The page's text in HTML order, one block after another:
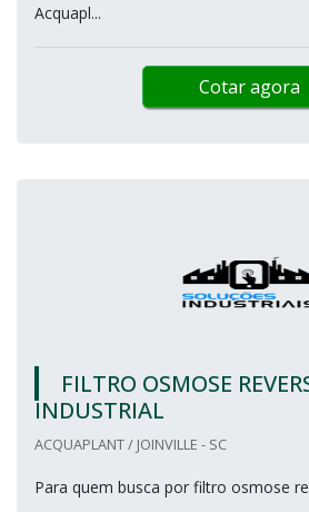
Acquapl...
Cotar agora
FILTRO OSMOSE
INDUSTRIAL
ACQUAPLANT / JOINVILLE - SC
Para quem busca por filtro osmose